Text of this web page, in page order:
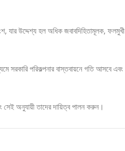
যার উদ্দেশ্য হল অধিক জবাবদিহিতামূলক, ফলমুখী
সরকারি পরিকল্পনার বাস্তবায়নে গতি আসবে এবং
সেই অনুযায়ী তাদের দায়িত্ব পালন করুন।